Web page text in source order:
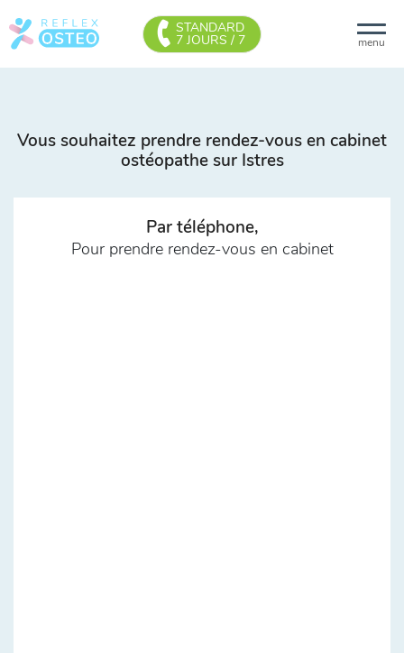
menu
STANDARD
7 JOURS / 7
Vous souhaitez prendre rendez-vous en cabinet
ostéopathe sur Istres
Par téléphone,
Pour prendre rendez-vous en cabinet